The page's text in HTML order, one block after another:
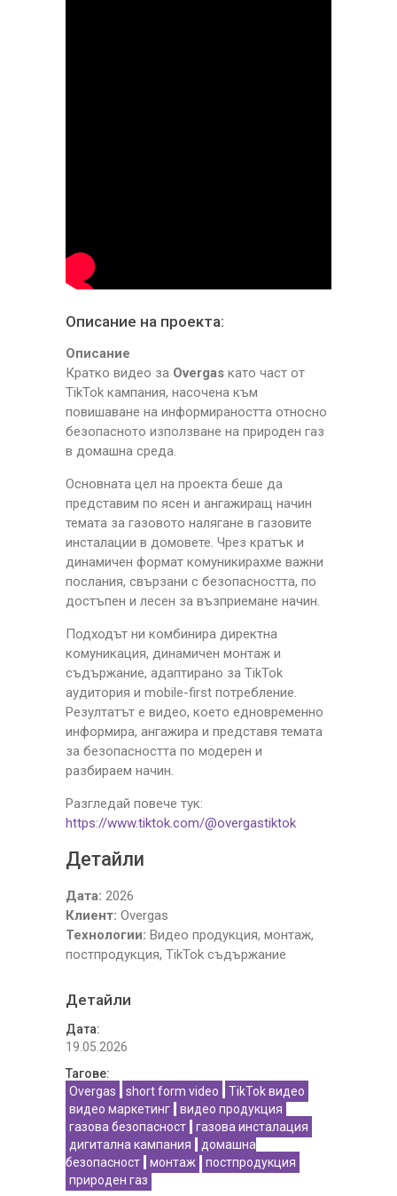
Описание на проекта:
Описание
Кратко видео за Overgas като част от
TikTok кампания, насочена към
повишаване на информираността относно
безопасното използване на природен газ
в домашна среда.
Основната цел на проекта беше да
представим по ясен и ангажиращ начин
темата за газовото налягане в газовите
инсталации в домовете. Чрез кратък и
динамичен формат комуникирахме важни
послания, свързани с безопасността, по
достъпен и лесен за възприемане начин.
Подходът ни комбинира директна
комуникация, динамичен монтаж и
съдържание, адаптирано за TikTok
аудитория и mobile-first потребление.
Резултатът е видео, което едновременно
информира, ангажира и представя темата
за безопасността по модерен и
разбираем начин.
Разгледай повече тук:
https://www.tiktok.com/@overgastiktok
Детайли
Дата: 2026
Клиент: Overgas
Технологии: Видео продукция, монтаж,
постпродукция, TikTok съдържание
Детайли
Дата:
19.05.2026
Тагове:
Overgas
short form video
TikTok видео
видео маркетинг
видео продукция
газова безопасност
газова инсталация
дигитална кампания
домашна
безопасност
монтаж
постпродукция
природен газ